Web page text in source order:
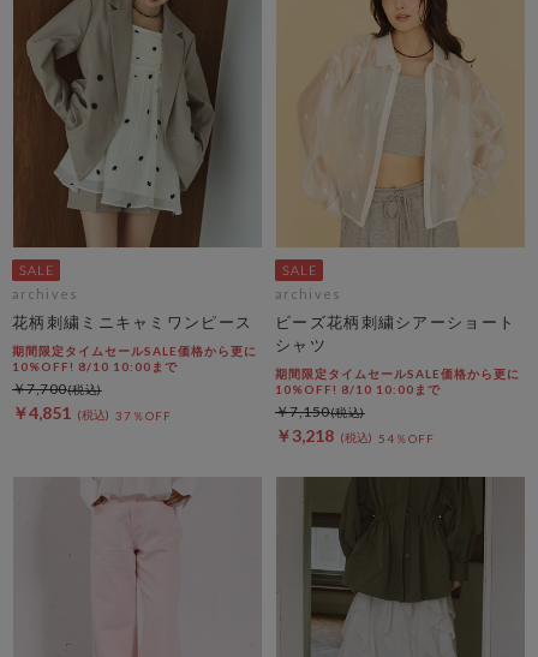
archives
花柄刺繍ミニキャミワンピース
期間限定タイムセールSALE価格から更に
10%OFF! 8/10 10:00まで
￥4,851 37％OFF
￥7,700
archives
ビーズ花柄刺繍シアーショート
シャツ
期間限定タイムセールSALE価格から更に
10%OFF! 8/10 10:00まで
￥3,218 54％OFF
￥7,150